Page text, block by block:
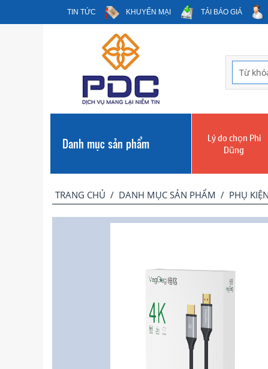
TIN TỨC KHUYẾN MẠI TẢI BÁO GIÁ
Danh mục sản phẩm
Lý do chọn Phi
Dũng
TRANG CHỦ / DANH MỤC SẢN PHẨM / PHỤ